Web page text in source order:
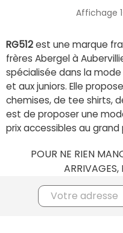
Affichage
RG512est une marque
frères Abergel à
spécialisée dans la
et aux juniors. Elle
chemises, de tee shirts,
est de proposer une
prix accessibles au grand
POUR NE RIEN